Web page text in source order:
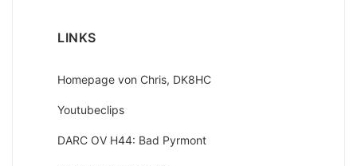
LINKS
Homepage von Chris, DK8HC
Youtubeclips
DARC OV H44: Bad Pyrmont